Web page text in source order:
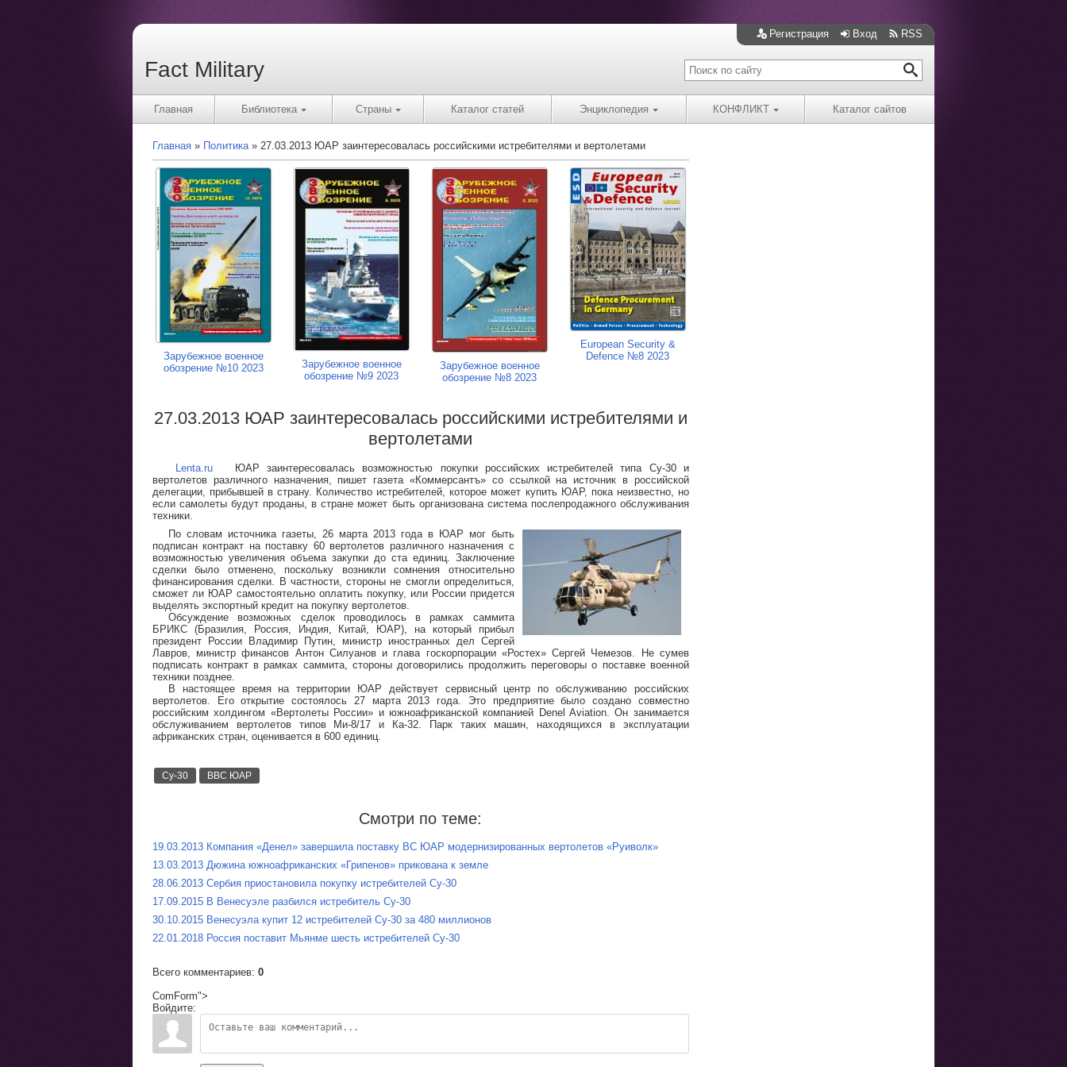
Регистрация Вход RSS
Fact Military
Главная Библиотека Страны Каталог статей Энциклопедия КОНФЛИКТ Каталог сайтов
Главная Политика 27.03.2013 ЮАР заинтересовалась российскими истребителями и вертолетами
Зарубежное военное
обозрение №10 2023
Зарубежное военное
обозрение №9 2023
Зарубежное военное
обозрение №8 2023
European Security &
Defence №8 2023
27.03.2013 ЮАР заинтересовалась российскими истребителями и
вертолетами
Lenta.ru ЮАР заинтересовалась возможностью покупки российских истребителей типа Су-30 и
вертолетов различного назначения, пишет газета «Коммерсантъ» со ссылкой на источник в российской
делегации, прибывшей в страну. Количество истребителей, которое может купить ЮАР, пока неизвестно, но
если самолеты будут проданы, в стране может быть организована система послепродажного обслуживания
техники.
По словам источника газеты, 26 марта 2013 года в ЮАР мог быть
подписан контракт на поставку 60 вертолетов различного назначения с
возможностью увеличения объема закупки до ста единиц. Заключение
сделки было отменено, поскольку возникли сомнения относительно
финансирования сделки. В частности, стороны не смогли определиться,
сможет ли ЮАР самостоятельно оплатить покупку, или России придется
выделять экспортный кредит на покупку вертолетов.
Обсуждение возможных сделок проводилось в рамках саммита
БРИКС (Бразилия, Россия, Индия, Китай, ЮАР), на который прибыл
президент России Владимир Путин, министр иностранных дел Сергей
Лавров, министр финансов Антон Силуанов и глава госкорпорации «Ростех» Сергей Чемезов. Не сумев
подписать контракт в рамках саммита, стороны договорились продолжить переговоры о поставке военной
техники позднее.
В настоящее время на территории ЮАР действует сервисный центр по обслуживанию российских
вертолетов. Его открытие состоялось 27 марта 2013 года. Это предприятие было создано совместно
российским холдингом «Вертолеты России» и южноафриканской компанией Denel Aviation. Он занимается
обслуживанием вертолетов типов Ми-8/17 и Ка-32. Парк таких машин, находящихся в эксплуатации
африканских стран, оценивается в 600 единиц.
Су-30 ВВС ЮАР
Смотри по теме:
19.03.2013 Компания «Денел» завершила поставку ВС ЮАР модернизированных вертолетов «Руиволк»
13.03.2013 Дюжина южноафриканских «Грипенов» прикована к земле
28.06.2013 Сербия приостановила покупку истребителей Су-30
17.09.2015 В Венесуэле разбился истребитель Су-30
30.10.2015 Венесуэла купит 12 истребителей Су-30 за 480 миллионов
22.01.2018 Россия поставит Мьянме шесть истребителей Су-30
Всего комментариев: 0
ComForm">
Войдите: